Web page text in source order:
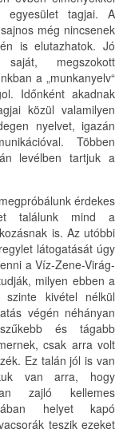
tagjai. A
még nincsenek
is elutazhatok. Jó
megszokott
a „munkanyelv“
Időnként akadnak
közül valamilyen
nyelvet, igazán
Többen
levélben tartjuk a
érdekes
találunk mind a
is. Az utóbbi
látogatását úgy
a Víz-Zene-Virág-
milyen ebben a
kivétel nélkül
végén néhányan
és tágabb
csak arra volt
Ez talán jól is van
van arra, hogy
zajló kellemes
helyet kapó
teszik ezeket